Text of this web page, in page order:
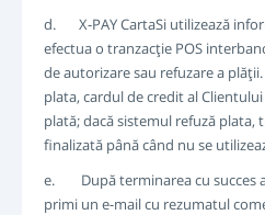
d. X-PAY CartaSi utilizează
efectua o tranzacţie POS
de autorizare sau refuzare a
plata, cardul de credit al
plată; dacă sistemul refuză plata,
finalizată până când nu se
e. După terminarea cu succes
primi un e-mail cu rezumatul